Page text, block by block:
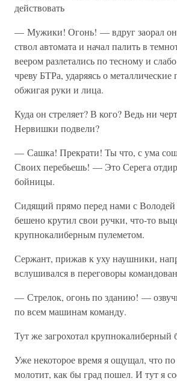
действовать
— Мужики! Огонь! — вдруг заорал
ствол автомата и начал палить в
веером разлетались по тесному и
чреву БТРа, ударяясь о металлические
обжигая руки и лица.
Куда он стреляет? В кого? Ведь ни
Нервишки подвели?
— Сашка! Прекрати! Ты что, с ума
Своих перебьешь! — Это Серега
бойницы.
Сидящий прямо перед нами с Володей
бешено крутил свои ручки, что-то
крупнокалиберным пулеметом.
Сержант, прижав к уху наушники,
вслушивался в переговоры
— Стрелок, огонь по зданию! —
по всем машинам команду.
Тут же загрохотал
Уже некоторое время я ощущал, что
молотит, как бы град пошел. И тут я